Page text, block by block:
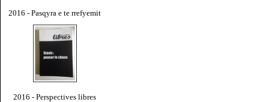
2016 - Pasqyra e te rrefyemit
2016 - Perspectives libres